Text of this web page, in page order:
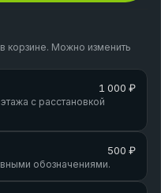
корзине. Можно изменить
1 000 ₽
с расстановкой
500 ₽
обозначениями.